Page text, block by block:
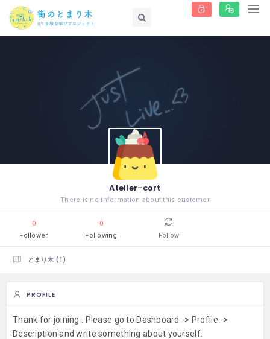
Atelier-cort
There is no information about this customer
0
Follower
0
Following
Follow
とまり木 (1)
PROFILE
Thank for joining . Please go to Dashboard -> Profile ->
Description and write something about yourself.